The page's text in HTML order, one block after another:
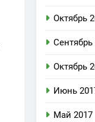
Октябрь
Сентябрь
Октябрь
Июнь
Май 2017